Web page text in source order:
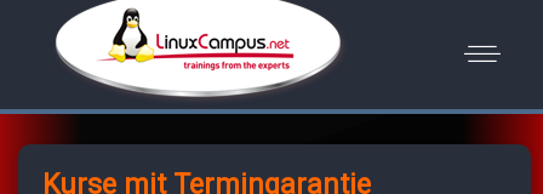
Kurse mit Termingarantie